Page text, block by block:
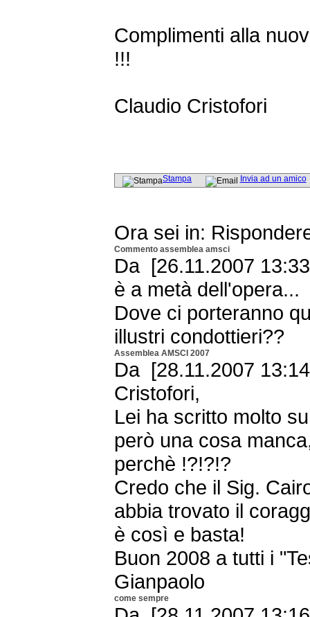
Complimenti alla
!!!
Claudio Cristofori
Stampa Invia ad un amico
Ora sei in:
Commento assemblea amsci
Da [26.11.2007
è a metà dell'opera...
Dove ci porteranno
illustri condottieri??
Assemblea AMSCI 2007
Da [28.11.2007
Cristofori,
Lei ha scritto molto
però una cosa
perchè !?!?!?
Credo che il Sig.
abbia trovato il
è così e basta!
Buon 2008 a tutti i
Gianpaolo
come sempre